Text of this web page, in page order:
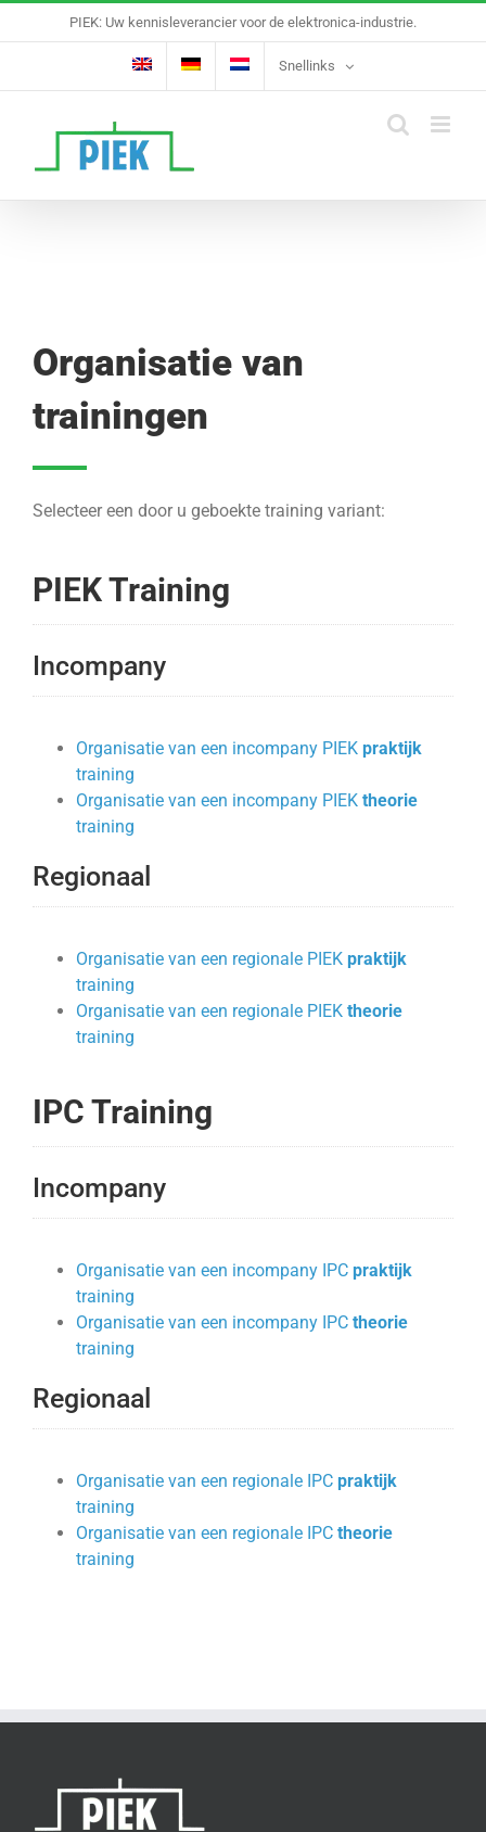
naar
PIEK: Uw kennisleverancier voor de elektronica-industrie.
Snellinks
Organisatie van
trainingen
Selecteer een door u geboekte training variant:
PIEK Training
Incompany
Organisatie van een incompany PIEK praktijk
training
Organisatie van een incompany PIEK theorie
training
Regionaal
Organisatie van een regionale PIEK praktijk
training
Organisatie van een regionale PIEK theorie
training
IPC Training
Incompany
Organisatie van een incompany IPC praktijk
training
Organisatie van een incompany IPC theorie
training
Regionaal
Organisatie van een regionale IPC praktijk
training
Organisatie van een regionale IPC theorie
training